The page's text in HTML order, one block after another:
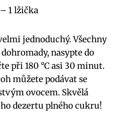
1 ​lžička
jednoduchý. Všechny
nasypte do⁤
při 180 °C asi 30 minut.
můžete⁢ podávat se
ovocem. ‌Skvělá
dezertu plného cukru!